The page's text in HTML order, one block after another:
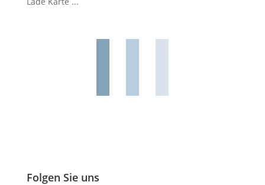
Folgen Sie uns